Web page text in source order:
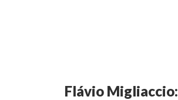
Flávio Migliaccio: